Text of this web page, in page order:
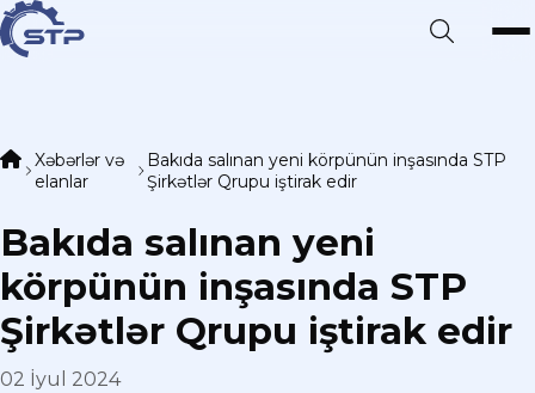
Xəbərlər və
elanlar
Bakıda salınan yeni körpünün inşasında STP
Şirkətlər Qrupu iştirak edir
Bakıda salınan yeni
körpünün inşasında STP
Şirkətlər Qrupu iştirak edir
02 İyul 2024